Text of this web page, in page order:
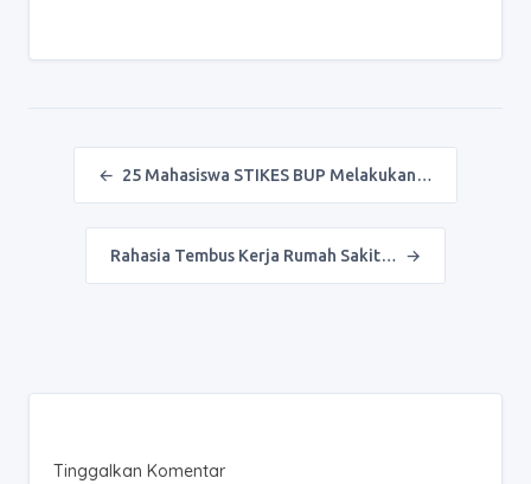
Post navigation
← 25 Mahasiswa STIKES BUP Melakukan…
Rahasia Tembus Kerja Rumah Sakit… →
Tinggalkan Komentar